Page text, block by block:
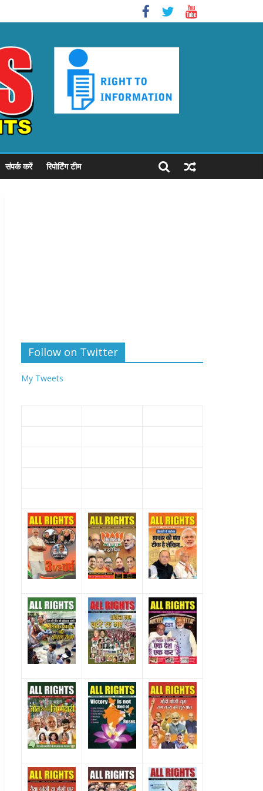
संपर्क करें रिपोर्टिंग टीम
Follow on Twitter
My Tweets